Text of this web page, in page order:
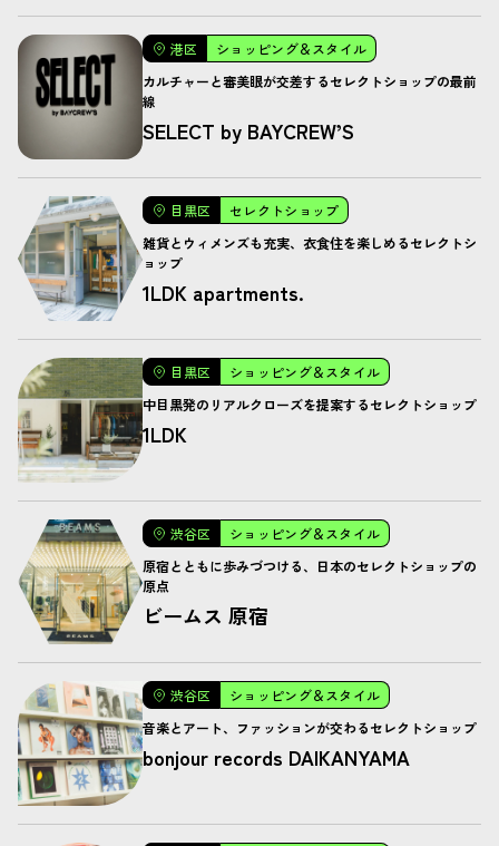
港区
ショッピング＆スタイル
カルチャーと審美眼が交差するセレクトショップの最前
線
SELECT by BAYCREW’S
目黒区
セレクトショップ
雑貨とウィメンズも充実、衣食住を楽しめるセレクトシ
ョップ
1LDK apartments.
目黒区
ショッピング＆スタイル
中目黒発のリアルクローズを提案するセレクトショップ
1LDK
渋谷区
ショッピング＆スタイル
原宿とともに歩みづつける、日本のセレクトショップの
原点
ビームス 原宿
渋谷区
ショッピング＆スタイル
音楽とアート、ファッションが交わるセレクトショップ
bonjour records DAIKANYAMA